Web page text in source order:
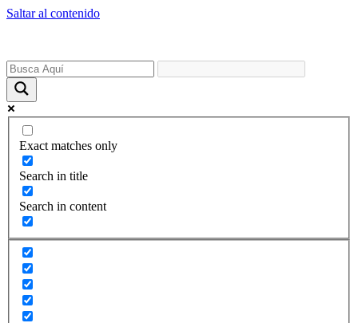
Saltar al contenido
Exact matches only
Search in title
Search in content